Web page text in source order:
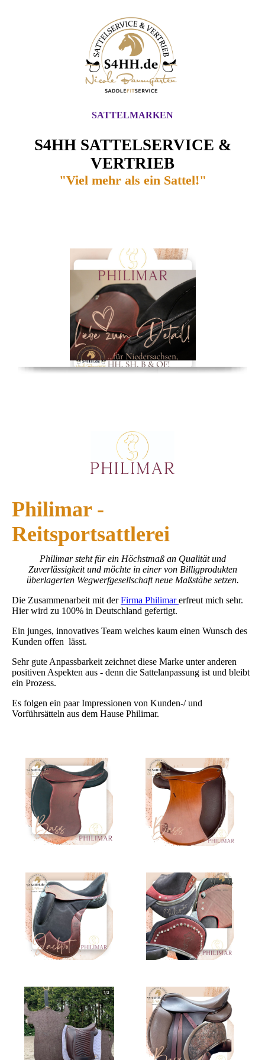
S4HH SATTELSERVICE &
VERTRIEB
"Viel mehr als ein Sattel!"
SATTELMARKEN
Philimar -
Reitsportsattlerei
Philimar steht für ein Höchstmaß an Qualität und
Zuverlässigkeit und möchte in einer von Billigprodukten
überlagerten Wegwerfgesellschaft neue Maßstäbe setzen.
Die Zusammenarbeit mit derFirma Philimarerfreut mich sehr.
Hier wird zu 100% in Deutschland gefertigt.
Ein junges, innovatives Team welches kaum einen Wunsch des
Kunden offen lässt.
Sehr gute Anpassbarkeit zeichnet diese Marke unter anderen
positiven Aspekten aus - denn die Sattelanpassung ist und bleibt
ein Prozess.
Es folgen ein paar Impressionen von Kunden-/ und
Vorführsätteln aus dem Hause Philimar.